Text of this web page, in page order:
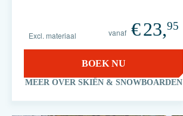
Excl. materiaal vanaf €23,95
BOEK NU
MEER OVER SKIËN & SNOWBOARDEN